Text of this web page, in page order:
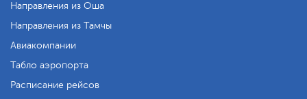
Направления из Оша
Направления из Тамчы
Авиакомпании
Табло аэропорта
Расписание рейсов